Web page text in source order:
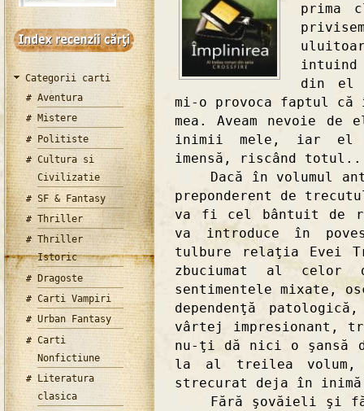
Categorii carti
Aventura
Mistere
Politiste
Cultura si
Civilizatie
SF & Fantasy
Thriller
Thriller
Istoric
Dragoste
Carti Vampiri
Urban Fantasy
Carti
Nonfictiune
Literatura
clasica
prima
intuind
din el
mi-o provoca faptul că
mea. Aveam nevoie de
inimii mele, iar el
imensă, riscând
Dacă în volumul
preponderent de
va fi cel bântuit de
va introduce în
tulbure relaţia Evei
zbuciumat al
sentimentele mixate,
dependenţă
vârtej impresionant,
nu-ţi dă nici o şansă
la al treilea
strecurat deja în
Fără şovăieli şi